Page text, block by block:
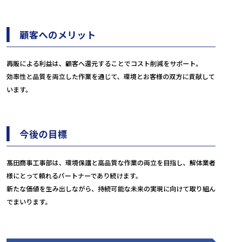
顧客へのメリット
再販による利益は、顧客へ還元することでコスト削減をサポート。
効率性と品質を両立した作業を通じて、環境とお客様の双方に貢献して
います。
今後の目標
髙田商事工事部は、環境保護と高品質な作業の両立を目指し、解体業者
様にとって頼れるパートナーであり続けます。
新たな価値を生み出しながら、持続可能な未来の実現に向けて取り組ん
でまいります。